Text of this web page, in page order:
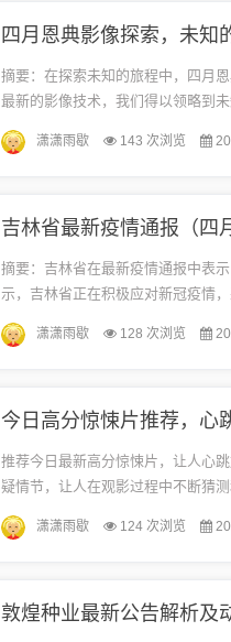
四月恩典影像探索，未知
摘要：在探索未知的旅程中，四月
最新的影像技术，我们得以领略到
不仅展示了自然的壮丽景色，还揭
们...
潇潇雨歇 143 次浏览
吉林省最新疫情通报（四
摘要：吉林省在最新疫情通报中表
示，吉林省正在积极应对新冠疫情
吉林省疫情防控形势依然严峻，但
制...
潇潇雨歇 128 次浏览
推荐今日最新高分惊悚片，让人心
疑情节，让人在观影过程中不断猜
现，将观众带入一个充满惊险的世
涉...
潇潇雨歇 124 次浏览
敦煌种业最新公告解析及